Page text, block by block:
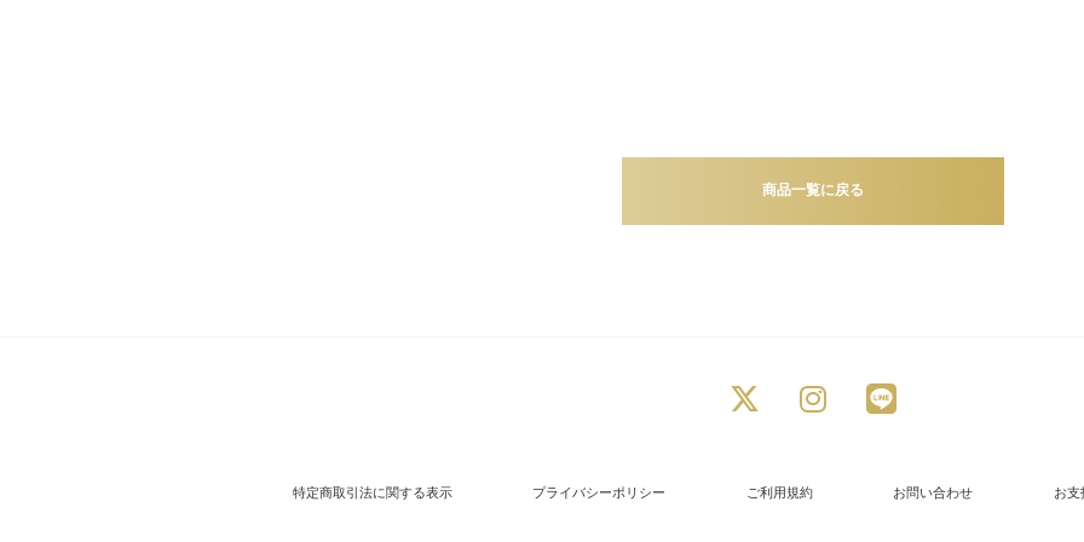
商品一覧に戻る
特定商取引法に関する表示 プライバシーポリシー ご利用規約 お問い合わせ お支